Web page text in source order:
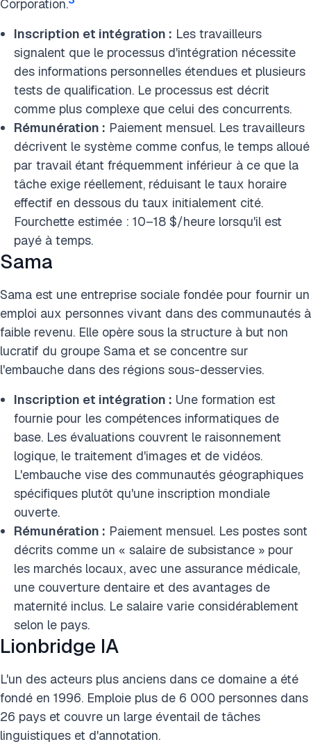
Corporation.
Inscription et intégration : Les travailleurs
signalent que le processus d'intégration nécessite
des informations personnelles étendues et plusieurs
tests de qualification. Le processus est décrit
comme plus complexe que celui des concurrents.
Rémunération : Paiement mensuel. Les travailleurs
décrivent le système comme confus, le temps alloué
par travail étant fréquemment inférieur à ce que la
tâche exige réellement, réduisant le taux horaire
effectif en dessous du taux initialement cité.
Fourchette estimée : 10–18 $/heure lorsqu'il est
payé à temps.
Sama
Sama est une entreprise sociale fondée pour fournir un
emploi aux personnes vivant dans des communautés à
faible revenu. Elle opère sous la structure à but non
lucratif du groupe Sama et se concentre sur
l'embauche dans des régions sous-desservies.
Inscription et intégration : Une formation est
fournie pour les compétences informatiques de
base. Les évaluations couvrent le raisonnement
logique, le traitement d'images et de vidéos.
L'embauche vise des communautés géographiques
spécifiques plutôt qu'une inscription mondiale
ouverte.
Rémunération : Paiement mensuel. Les postes sont
décrits comme un « salaire de subsistance » pour
les marchés locaux, avec une assurance médicale,
une couverture dentaire et des avantages de
maternité inclus. Le salaire varie considérablement
selon le pays.
Lionbridge IA
L'un des acteurs plus anciens dans ce domaine a été
fondé en 1996. Emploie plus de 6 000 personnes dans
26 pays et couvre un large éventail de tâches
linguistiques et d'annotation.